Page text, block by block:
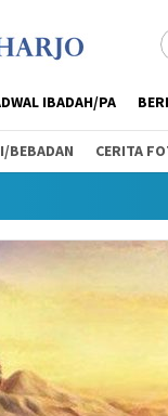
IBADAH/PA
BEBADAN CERITA